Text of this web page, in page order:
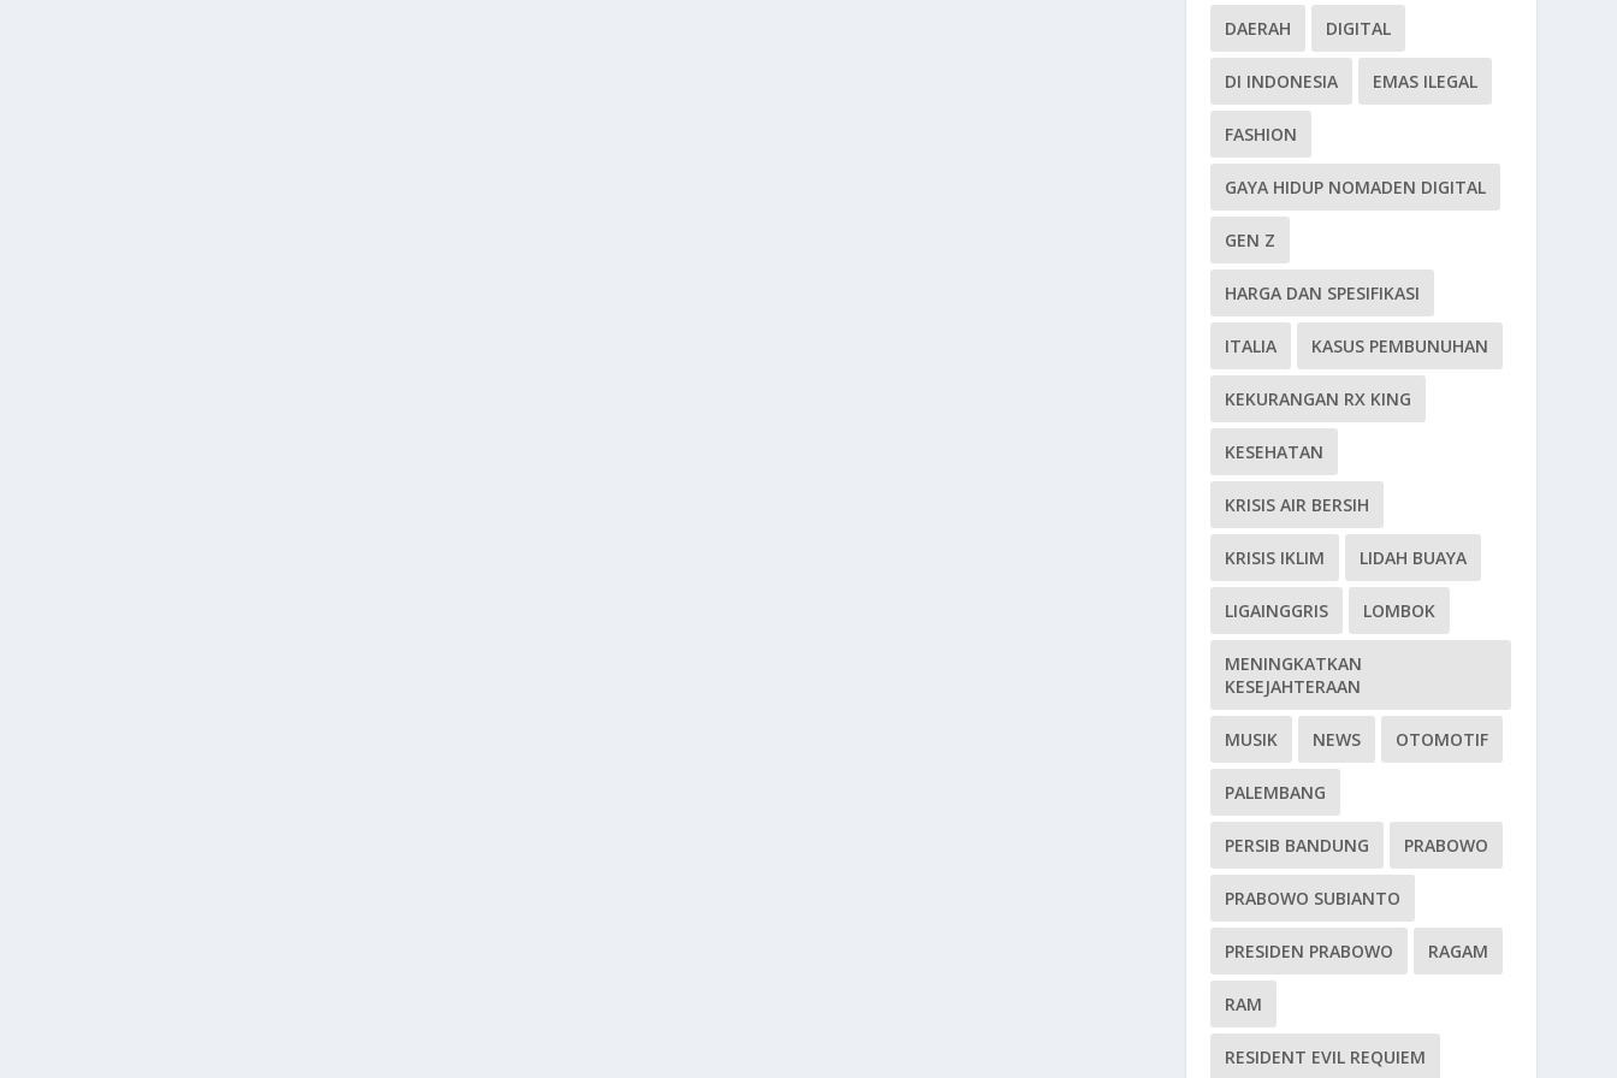
DAERAH DIGITAL
DI INDONESIA EMAS ILEGAL
FASHION
GAYA HIDUP NOMADEN DIGITAL
GEN Z
HARGA DAN SPESIFIKASI
ITALIA KASUS PEMBUNUHAN
KEKURANGAN RX KING
KESEHATAN
KRISIS AIR BERSIH
KRISIS IKLIM LIDAH BUAYA
LIGAINGGRIS LOMBOK
MENINGKATKAN
KESEJAHTERAAN
MUSIK NEWS OTOMOTIF
PALEMBANG
PERSIB BANDUNG PRABOWO
PRABOWO SUBIANTO
PRESIDEN PRABOWO RAGAM
RAM
RESIDENT EVIL REQUIEM